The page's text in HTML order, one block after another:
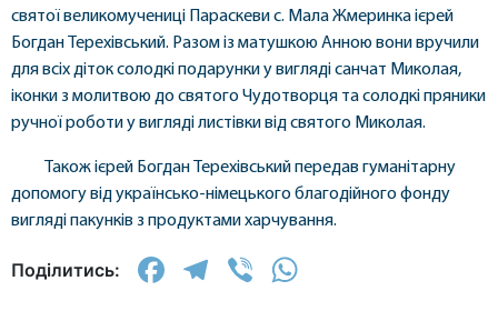
святої великомучениці Параскеви с. Мала Жмеринка ієрей
Богдан Терехівський. Разом із матушкою Анною вони вручили
для всіх діток солодкі подарунки у вигляді санчат Миколая,
іконки з молитвою до святого Чудотворця та солодкі пряники
ручної роботи у вигляді листівки від святого Миколая.
Також ієрей Богдан Терехівський передав гуманітарну
допомогу від українсько-німецького благодійного фонду
вигляді пакунків з продуктами харчування.
Поділитись: Facebook
Telegram
Viber